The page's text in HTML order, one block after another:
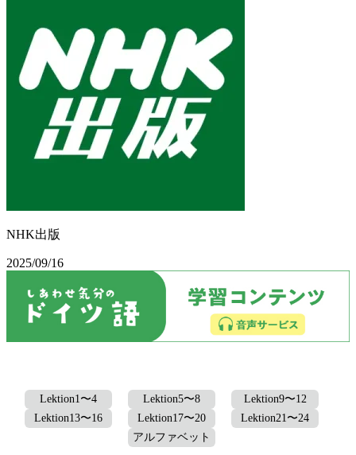
NHK出版
2025/09/16
Lektion1〜4 Lektion5〜8
Lektion9〜12
Lektion13〜16
Lektion17〜20
Lektion21〜24
アルファベット